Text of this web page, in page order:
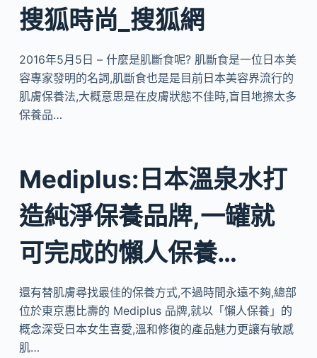
搜狐時尚_搜狐網
2016年5月5日 – 什麼是肌斷食呢? 肌斷食是一位日本美
容專家發明的名詞,肌斷食也是是目前日本美容界流行的
肌膚保養法,大概意思是在皮膚狀態不佳時,盲目地擦太多
保養品…
Mediplus:日本溫泉水打
造純淨保養品牌,一罐就
可完成的懶人保養…
還有替肌膚尋找最佳的保養方式,不過時間永遠不夠,總部
位於東京惠比壽的 Mediplus 品牌,就以「懶人保養」的
概念深受日本女生喜愛,溫和修復的產品魅力更讓有敏感
肌…